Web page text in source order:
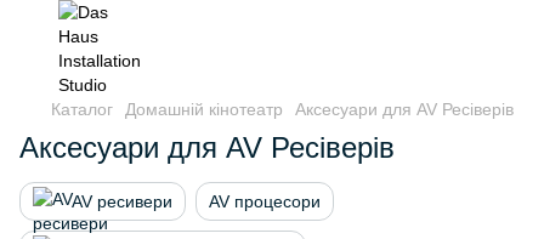
Каталог Домашній кінотеатр Аксесуари для AV Ресіверів
Аксесуари для AV Ресіверів
AV ресивери AV процесори